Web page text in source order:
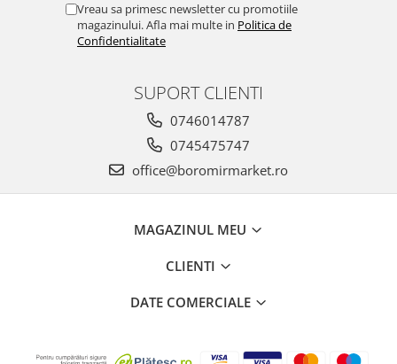
Vreau sa primesc newsletter cu promotiile
magazinului. Afla mai multe in Politica de
Confidentialitate
SUPORT CLIENTI
0746014787
0745475747
office@boromirmarket.ro
MAGAZINUL MEU
CLIENTI
DATE COMERCIALE